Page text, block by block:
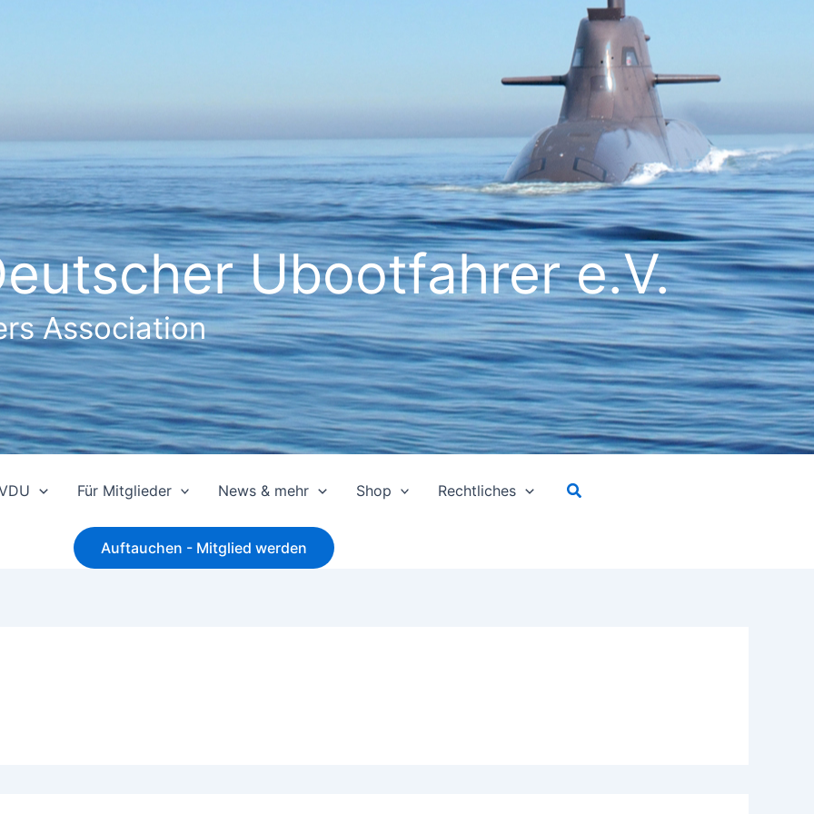
Ubootfahrer e.V.
Association
Für Mitglieder News & mehr Shop Rechtliches Suchen
Auftauchen - Mitglied werden